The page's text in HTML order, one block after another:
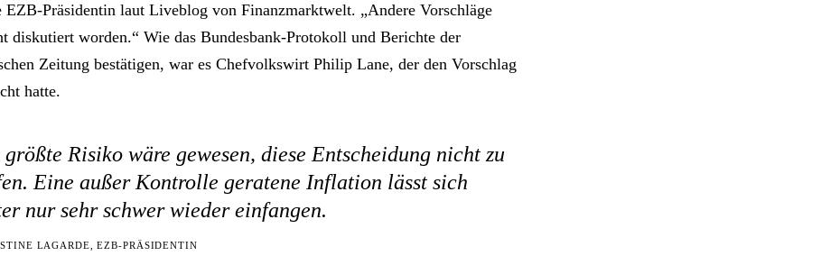
EZB-Präsidentin laut Liveblog von Finanzmarktwelt. „Andere Vorschläge
diskutiert worden.“ Wie das Bundesbank-Protokoll und Berichte der
Zeitung bestätigen, war es Chefvolkswirt Philip Lane, der den Vorschlag
hatte.
größte Risiko wäre gewesen, diese Entscheidung nicht zu
Eine außer Kontrolle geratene Inflation lässt sich
nur sehr schwer wieder einfangen.
LAGARDE, EZB-PRÄSIDENTIN